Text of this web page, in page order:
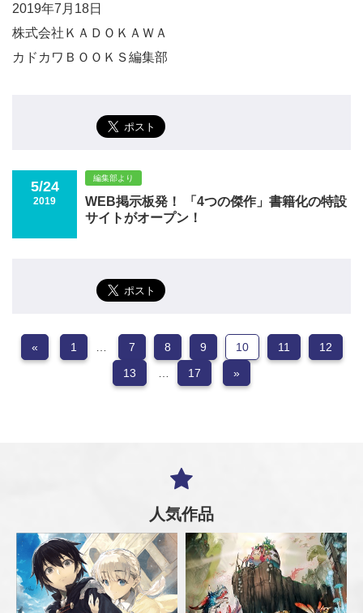
2019年7月18日
株式会社ＫＡＤＯＫＡＷＡ
カドカワＢＯＯＫＳ編集部
5/24
2019
編集部より
WEB掲示板発！ 「4つの傑作」書籍化の特設
サイトがオープン！
« 1 7 8 9 10 11
12
13
17 »
人気作品